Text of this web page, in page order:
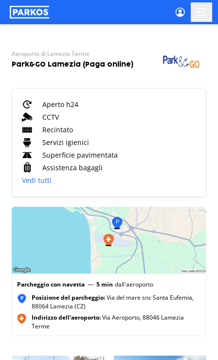
etichetta-navigazione-principale
Aeroporto di Lamezia Terme
Park&GO Lamezia (Paga online)
Aperto h24
CCTV
Recintato
Servizi igienici
Superficie pavimentata
Assistenza bagagli
Vedi tutti
Parcheggio con navetta — 5 min dall'aeroporto
P Posizione del parcheggio:Via del mare snc Santa Eufemia,
88064 Lamezia (CZ)
Indirizzo dell'aeroporto:Via Aeroporto, 88046 Lamezia
Terme